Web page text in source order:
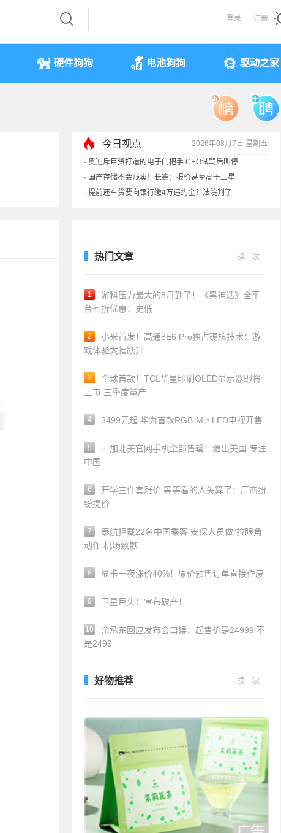
登录 注册
硬件狗狗 电池狗狗 驱动之家
今日视点 2026年08月7日 星期五
· 奥迪斥巨资打造的电子门把手 CEO试驾后叫停
· 国产存储不会贱卖！长鑫：报价甚至高于三星
· 提前还车贷要向银行缴4万违约金？法院判了
热门文章 换一波
1
游科压力最大的8月到了！《黑神话》全平
台七折优惠：史低
2
小米首发！高通8E6 Pro独占硬核技术：游
戏体验大幅跃升
3
全球首款！TCL华星印刷OLED显示器即将
上市 三季度量产
4 3499元起 华为首款RGB-MiniLED电视开售
5
一加北美官网手机全部售罄！退出美国 专注
中国
6
开学三件套涨价 等等看的人失算了：厂商纷
纷提价
7
泰航拒载22名中国乘客 安保人员做“拉眼角”
动作 机场致歉
8 显卡一夜涨价40%！原价预售订单直接作废
9 卫星巨头：宣布破产！
10
余承东回应发布会口误：起售价是24999 不
是2499
好物推荐 换一波